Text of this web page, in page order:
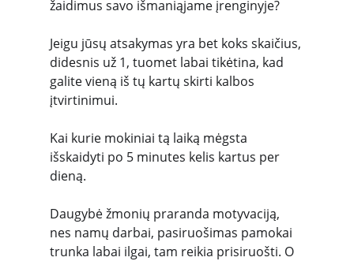
žaidimus savo išmaniąjame įrenginyje?
Jeigu jūsų atsakymas yra bet koks skaičius,
didesnis už 1, tuomet labai tikėtina, kad
galite vieną iš tų kartų skirti kalbos
įtvirtinimui.
Kai kurie mokiniai tą laiką mėgsta
išskaidyti po 5 minutes kelis kartus per
dieną.
Daugybė žmonių praranda motyvaciją,
nes namų darbai, pasiruošimas pamokai
trunka labai ilgai, tam reikia prisiruošti. O